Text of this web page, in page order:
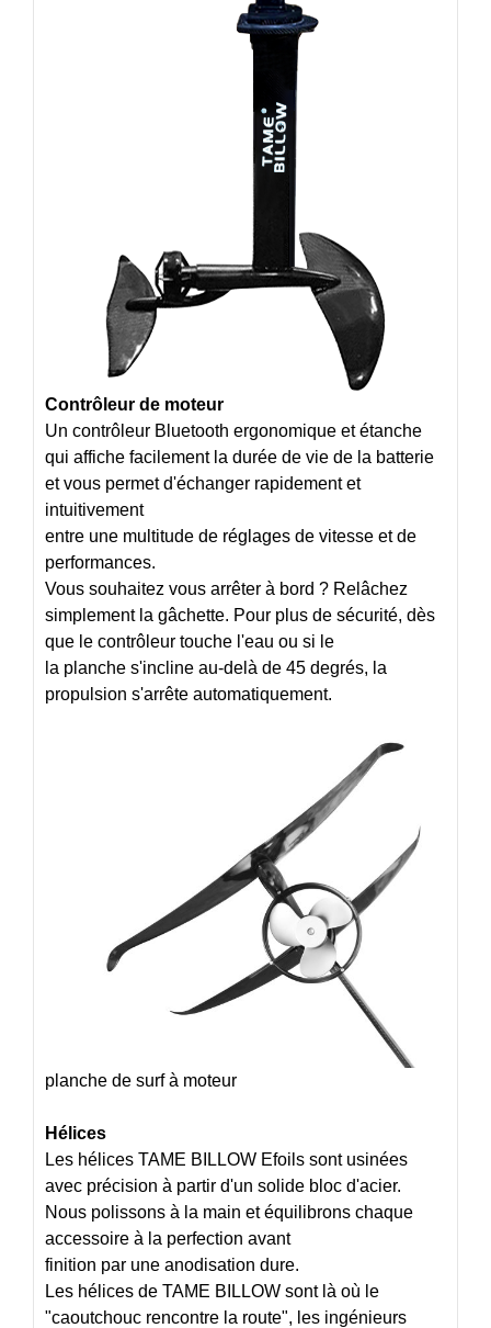
Contrôleur de moteur
Un contrôleur Bluetooth ergonomique et étanche
qui affiche facilement la durée de vie de la batterie
et vous permet d'échanger rapidement et
intuitivement
entre une multitude de réglages de vitesse et de
performances.
Vous souhaitez vous arrêter à bord ? Relâchez
simplement la gâchette. Pour plus de sécurité, dès
que le contrôleur touche l'eau ou si le
la planche s'incline au-delà de 45 degrés, la
propulsion s'arrête automatiquement.
planche de surf à moteur
Hélices
Les hélices TAME BILLOW Efoils sont usinées
avec précision à partir d'un solide bloc d'acier.
Nous polissons à la main et équilibrons chaque
accessoire à la perfection avant
finition par une anodisation dure.
Les hélices de TAME BILLOW sont là où le
"caoutchouc rencontre la route", les ingénieurs